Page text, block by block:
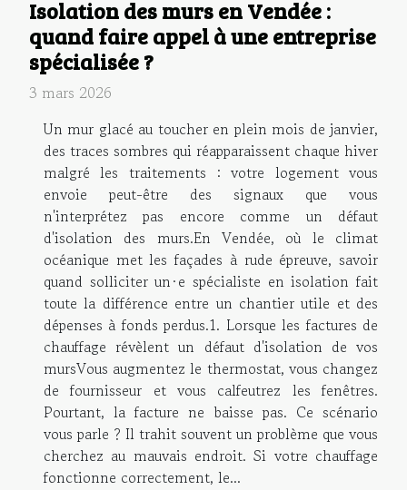
Isolation des murs en Vendée :
quand faire appel à une entreprise
spécialisée ?
3 mars 2026
Un mur glacé au toucher en plein mois de janvier,
des traces sombres qui réapparaissent chaque hiver
malgré les traitements : votre logement vous
envoie peut-être des signaux que vous
n'interprétez pas encore comme un défaut
d'isolation des murs.En Vendée, où le climat
océanique met les façades à rude épreuve, savoir
quand solliciter un·e spécialiste en isolation fait
toute la différence entre un chantier utile et des
dépenses à fonds perdus.1. Lorsque les factures de
chauffage révèlent un défaut d'isolation de vos
mursVous augmentez le thermostat, vous changez
de fournisseur et vous calfeutrez les fenêtres.
Pourtant, la facture ne baisse pas. Ce scénario
vous parle ? Il trahit souvent un problème que vous
cherchez au mauvais endroit. Si votre chauffage
fonctionne correctement, le...